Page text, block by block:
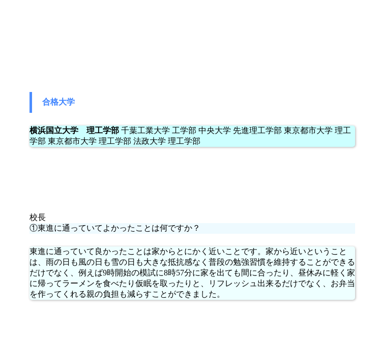
合格大学
横浜国立大学 理工学部 千葉工業大学 工学部 中央大学 先進理工学部 東京都市大学 理工
学部 東京都市大学 理工学部 法政大学 理工学部
校長
①東進に通っていてよかったことは何ですか？
東進に通っていて良かったことは家からとにかく近いことです。家から近いということ
は、雨の日も風の日も雪の日も大きな抵抗感なく普段の勉強習慣を維持することができる
だけでなく、例えば9時開始の模試に8時57分に家を出ても間に合ったり、昼休みに軽く家
に帰ってラーメンを食べたり仮眠を取ったりと、リフレッシュ出来るだけでなく、お弁当
を作ってくれる親の負担も減らすことができました。